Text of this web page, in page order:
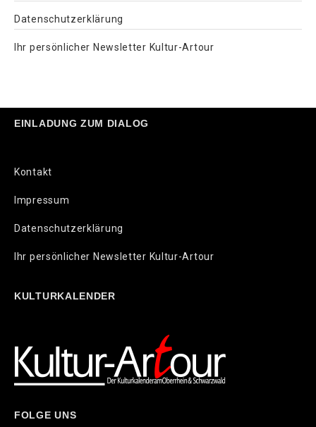
Datenschutzerklärung
Ihr persönlicher Newsletter Kultur-Artour
EINLADUNG ZUM DIALOG
Kontakt
Impressum
Datenschutzerklärung
Ihr persönlicher Newsletter Kultur-Artour
KULTURKALENDER
FOLGE UNS